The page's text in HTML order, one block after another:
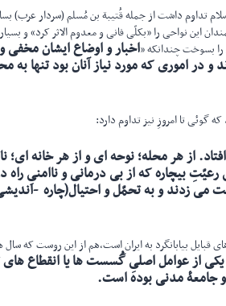
اين نواحی را «بکلّی فانی و معدوم الاثر کرد» و
را بسوخت چندانکه «اخبار و اوضاع ايشان مخفی
و در اموری که مورد نياز آنان بود تنها به
گوئی تا امروزِ نیز تداوم دارد:
از هر محله؛ نوحه ای و از هر خانه ای؛
بيچاره که از بی درمانی و ناامنیِ راه
می زدند و به تحمّل و احتيال(چاره -
قبایل بیابانگرد به ایران است،هم از این روست که
از عوامل اصلیِ گُسست ها یا انقطاع های
جامعۀ مدنی بوده است.